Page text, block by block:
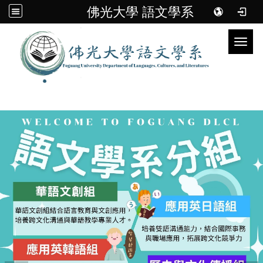
佛光大學 語文學系